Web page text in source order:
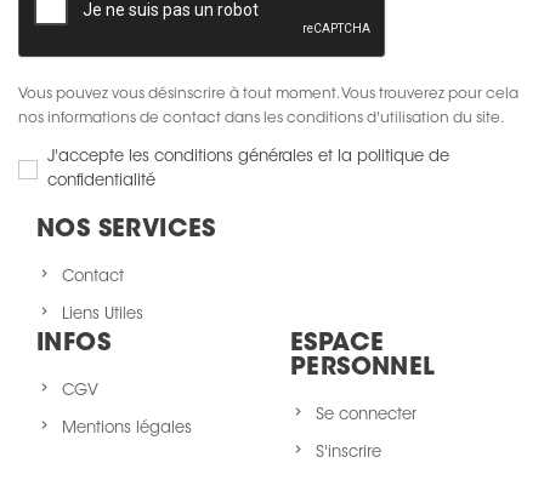
Vous pouvez vous désinscrire à tout moment. Vous trouverez pour cela
nos informations de contact dans les conditions d'utilisation du site.
J'accepte les conditions générales et la politique de
confidentialité
NOS SERVICES
Contact
Liens Utiles
INFOS
CGV
Mentions légales
ESPACE
PERSONNEL
Se connecter
S'inscrire